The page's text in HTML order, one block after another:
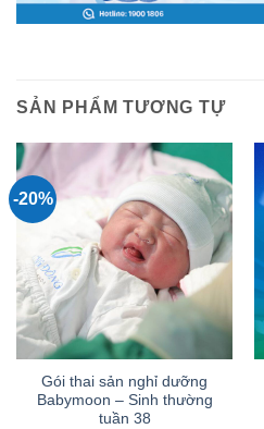
SẢN PHẨM TƯƠNG TỰ
-20%
Gói thai sản nghỉ dưỡng
Babymoon – Sinh thường
tuần 38